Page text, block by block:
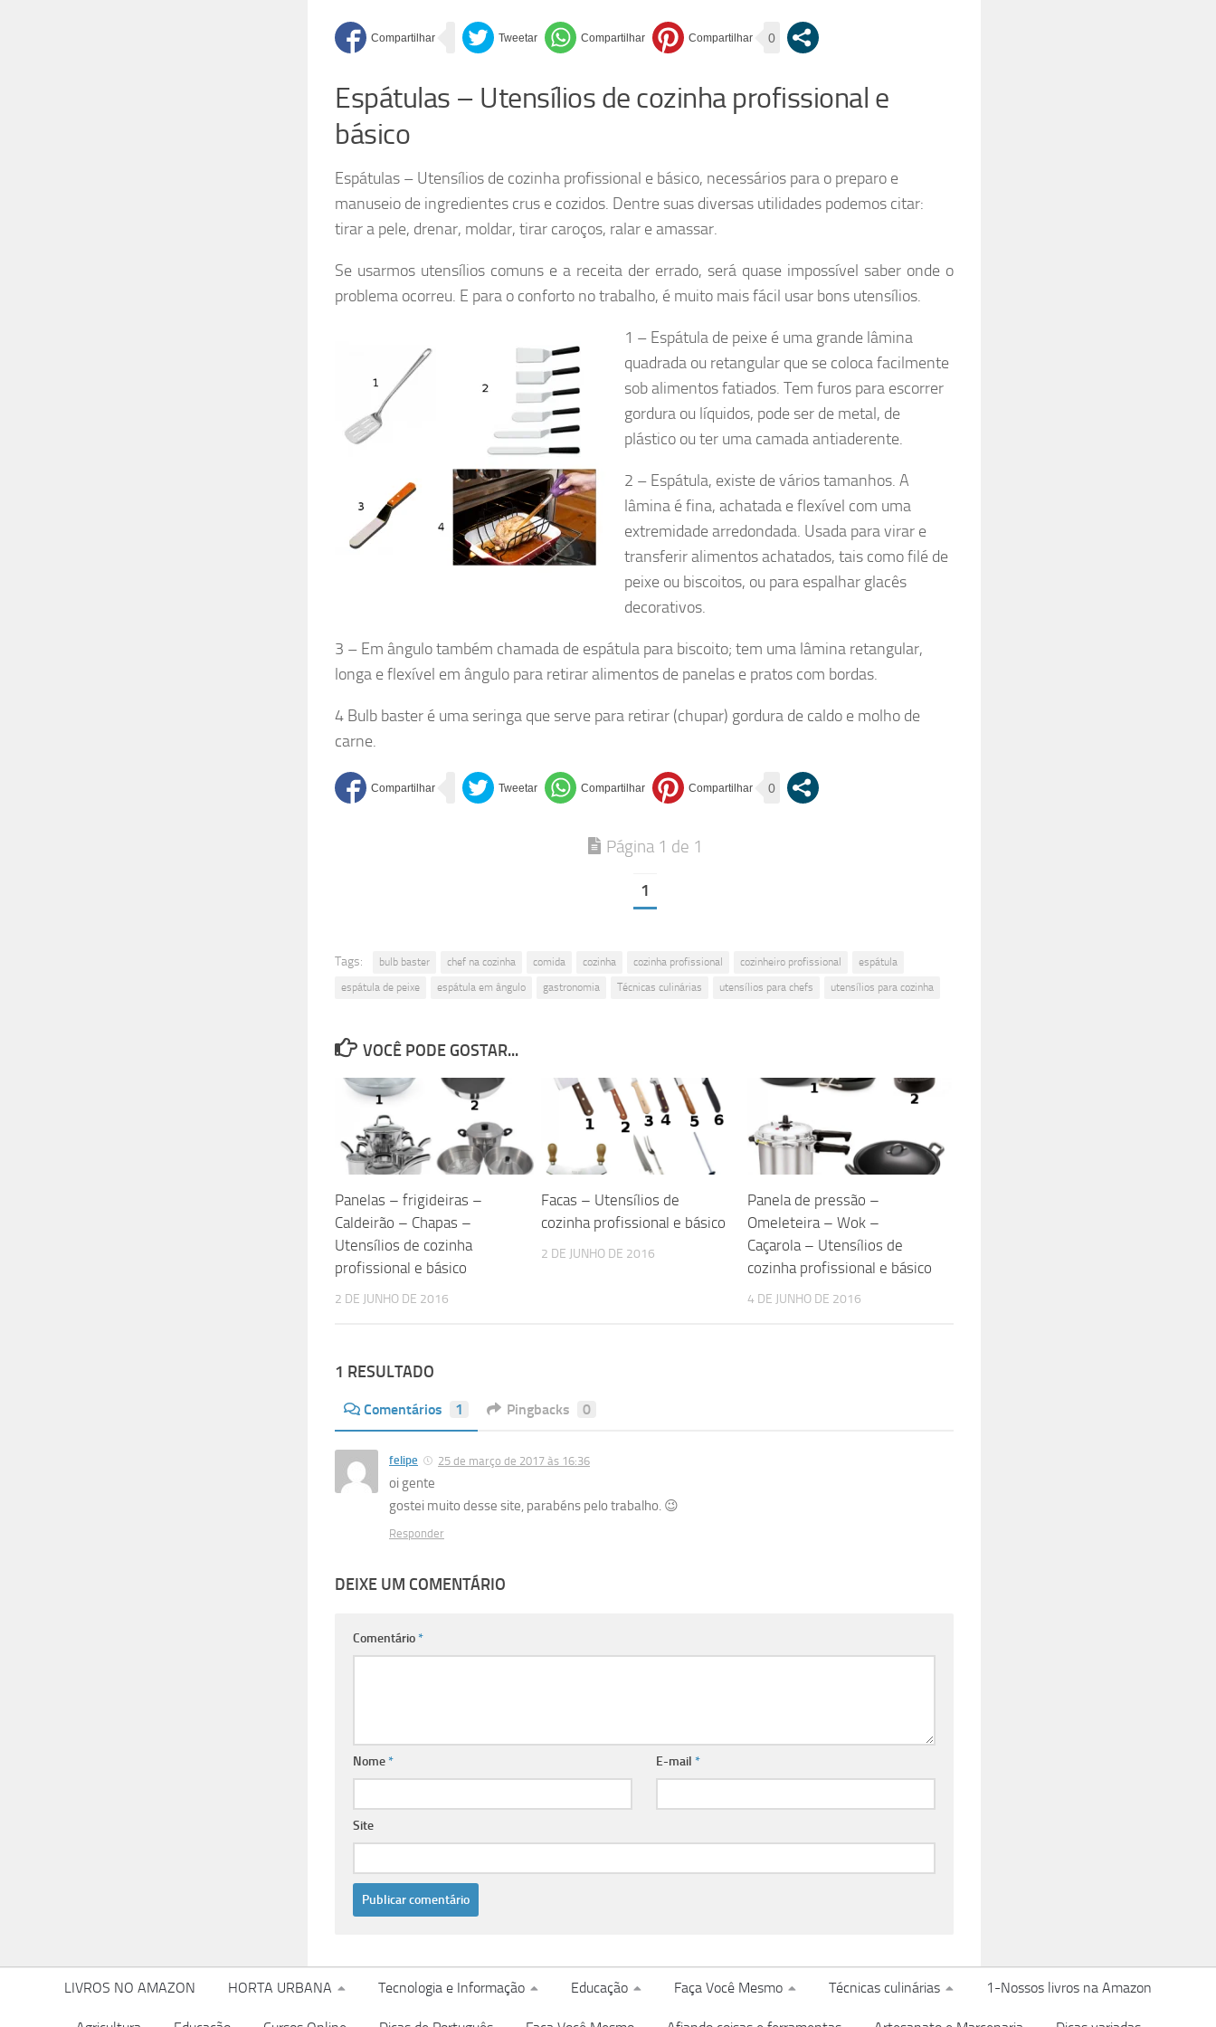
0
Espátulas – Utensílios de cozinha profissional e
básico
Espátulas – Utensílios de cozinha profissional e básico, necessários para o preparo e
manuseio de ingredientes crus e cozidos. Dentre suas diversas utilidades podemos citar:
tirar a pele, drenar, moldar, tirar caroços, ralar e amassar.
Se usarmos utensílios comuns e a receita der errado, será quase impossível saber onde o
problema ocorreu. E para o conforto no trabalho, é muito mais fácil usar bons utensílios.
1 – Espátula de peixe é uma grande lâmina
quadrada ou retangular que se coloca facilmente
sob alimentos fatiados. Tem furos para escorrer
gordura ou líquidos, pode ser de metal, de
plástico ou ter uma camada antiaderente.
2 – Espátula, existe de vários tamanhos. A
lâmina é fina, achatada e flexível com uma
extremidade arredondada. Usada para virar e
transferir alimentos achatados, tais como filé de
peixe ou biscoitos, ou para espalhar glacês
decorativos.
3 – Em ângulo também chamada de espátula para biscoito; tem uma lâmina retangular,
longa e flexível em ângulo para retirar alimentos de panelas e pratos com bordas.
4 Bulb baster é uma seringa que serve para retirar (chupar) gordura de caldo e molho de
carne.
0
Página 1 de 1
1
Tags: bulb baster chef na cozinha comida cozinha cozinha profissional cozinheiro profissional
espátula
espátula de peixe
espátula em ângulo gastronomia Técnicas culinárias utensílios para chefs utensílios para cozinha
VOCÊ PODE GOSTAR...
Panelas – frigideiras –
Caldeirão – Chapas –
Utensílios de cozinha
profissional e básico
2 DE JUNHO DE 2016
Facas – Utensílios de
cozinha profissional e básico
2 DE JUNHO DE 2016
Panela de pressão –
Omeleteira – Wok –
Caçarola – Utensílios de
cozinha profissional e básico
4 DE JUNHO DE 2016
1 RESULTADO
Comentários 1 Pingbacks 0
felipe 25 de março de 2017 às 16:36
oi gente
gostei muito desse site, parabéns pelo trabalho. 😉
Responder
DEIXE UM COMENTÁRIO
Comentário*
Nome* E-mail *
Site
LIVROS NO AMAZON HORTA URBANA Tecnologia e Informação Educação Faça Você Mesmo Técnicas culinárias 1-Nossos livros na Amazon